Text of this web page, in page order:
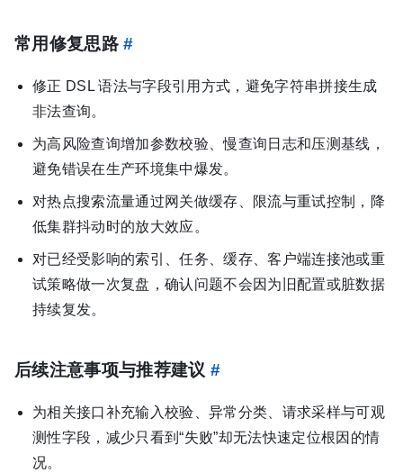
常用修复思路#
修正 DSL 语法与字段引用方式，避免字符串拼接生成
非法查询。
为高风险查询增加参数校验、慢查询日志和压测基线，
避免错误在生产环境集中爆发。
对热点搜索流量通过网关做缓存、限流与重试控制，降
低集群抖动时的放大效应。
对已经受影响的索引、任务、缓存、客户端连接池或重
试策略做一次复盘，确认问题不会因为旧配置或脏数据
持续复发。
后续注意事项与推荐建议 #
为相关接口补充输入校验、异常分类、请求采样与可观
测性字段，减少只看到“失败”却无法快速定位根因的情
况。